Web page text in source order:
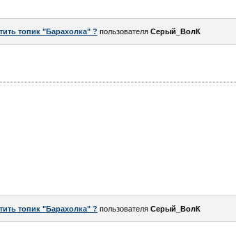
топик "Барахолка" ? пользователя Серый_ВолК
топик "Барахолка" ? пользователя Серый_ВолК